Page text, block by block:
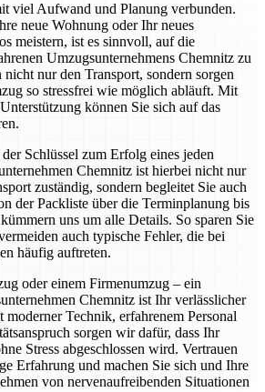
viel Aufwand und Planung verbunden.
neue Wohnung oder Ihr neues
meistern, ist es sinnvoll, auf die
Umzugsunternehmens Chemnitz zu
nur den Transport, sondern sorgen
so stressfrei wie möglich abläuft. Mit
können Sie sich auf das
Schlüssel zum Erfolg eines jeden
Chemnitz ist hierbei nicht nur
zuständig, sondern begleitet Sie auch
der Packliste über die Terminplanung bis
uns um alle Details. So sparen Sie
auch typische Fehler, die bei
häufig auftreten.
oder einem Firmenumzug – ein
Chemnitz ist Ihr verlässlicher
moderner Technik, erfahrenem Personal
sorgen wir dafür, dass Ihr
Stress abgeschlossen wird. Vertrauen
Erfahrung und machen Sie sich und Ihre
von nervenaufreibenden Situationen